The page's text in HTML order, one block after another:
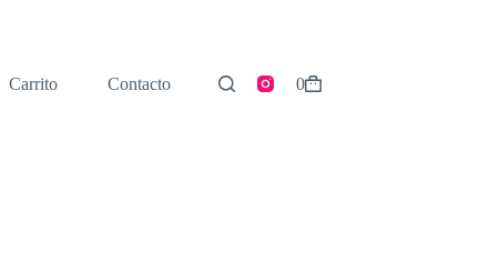
Carrito Contacto
Shopping
0